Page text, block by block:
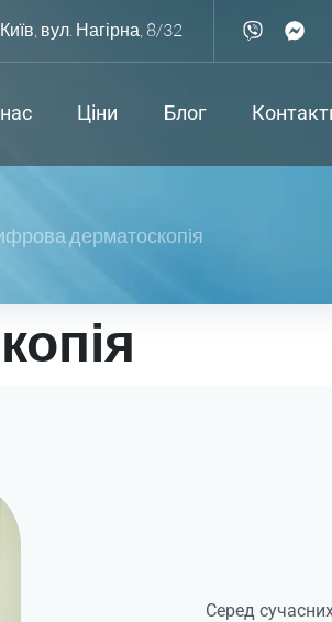
Київ, вул. Нагірна, 8/32
Ціни Блог
дерматоскопія
Серед